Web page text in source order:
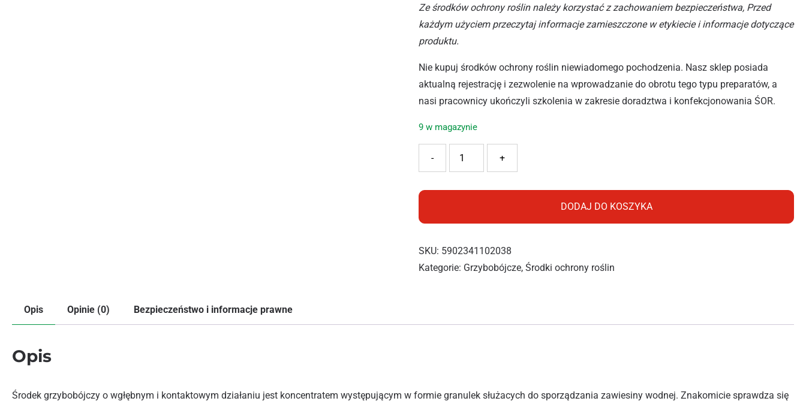
Ze środków ochrony roślin należy korzystać z zachowaniem bezpieczeństwa, Przed
każdym użyciem przeczytaj informacje zamieszczone w etykiecie i informacje dotyczące
produktu.
Nie kupuj środków ochrony roślin niewiadomego pochodzenia. Nasz sklep posiada
aktualną rejestrację i zezwolenie na wprowadzanie do obrotu tego typu preparatów, a
nasi pracownicy ukończyli szkolenia w zakresie doradztwa i konfekcjonowania ŚOR.
9 w magazynie
ilość AGRECOL SWITCH 62,5 WG WINOROŚL 5G
+
-
DODAJ DO KOSZYKA
SKU: 5902341102038
Kategorie: Grzybobójcze,Środki ochrony roślin
Opis Opinie (0) Bezpieczeństwo i informacje prawne
Opis
Środek grzybobójczy o wgłębnym i kontaktowym działaniu jest koncentratem występującym w formie granulek służacych do sporządzania zawiesiny wodnej. Znakomicie sprawdza się